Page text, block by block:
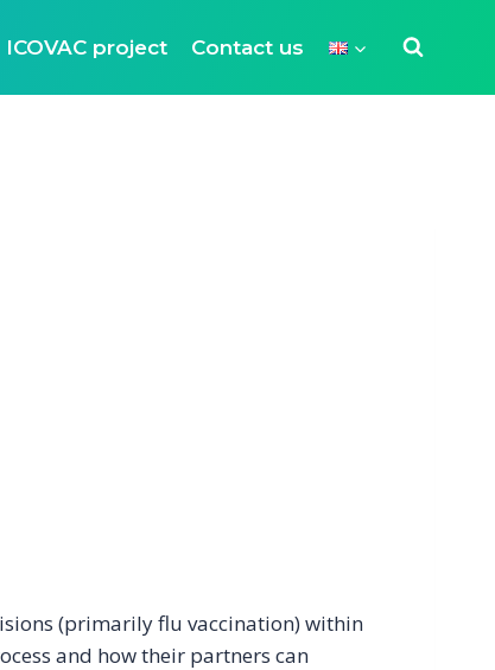
ICOVAC project Contact us
(primarily flu vaccination) within
and how their partners can